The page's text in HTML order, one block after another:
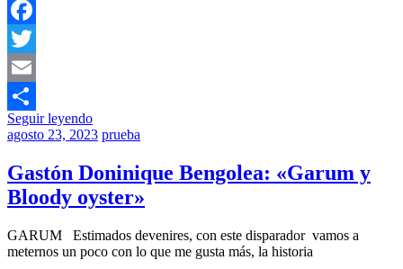
WhatsApp
Facebook
Twitter
Email
Compartir
Seguir leyendo
agosto 23, 2023 prueba
Gastón Doninique Bengolea: «Garum y
Bloody oyster»
GARUM Estimados devenires, con este disparador vamos a
meternos un poco con lo que me gusta más, la historia